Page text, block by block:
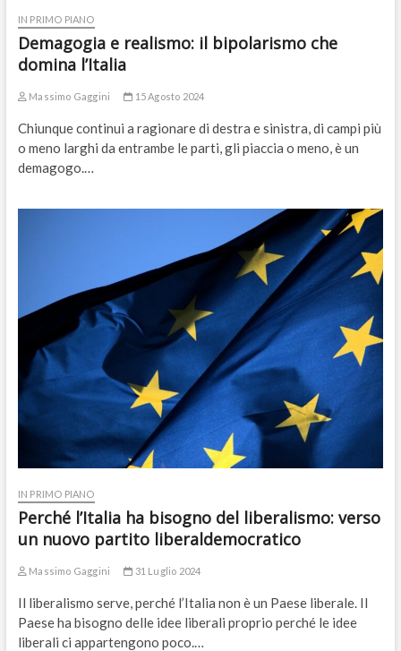
IN PRIMO PIANO
Demagogia e realismo: il bipolarismo che
domina l’Italia
Massimo Gaggini 15 Agosto 2024
Chiunque continui a ragionare di destra e sinistra, di campi più
o meno larghi da entrambe le parti, gli piaccia o meno, è un
demagogo.…
IN PRIMO PIANO
Perché l’Italia ha bisogno del liberalismo: verso
un nuovo partito liberaldemocratico
Massimo Gaggini 31 Luglio 2024
Il liberalismo serve, perché l’Italia non è un Paese liberale. Il
Paese ha bisogno delle idee liberali proprio perché le idee
liberali ci appartengono poco.…